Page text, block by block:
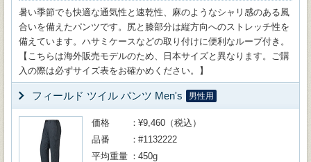
暑い季節でも快適な通気性と速乾性、麻のようなシャリ感のある風
合いを備えたパンツです。尻と膝部分は縦方向へのストレッチ性を
備えています。ハサミケースなどの取り付けに便利なループ付き。
【こちらは海外販売モデルのため、日本サイズと異なります。ご購
入の際は必ずサイズ表をお確かめください。】
フィールド ツイル パンツ Men's 男性用
価格
¥9,460（税込）
品番
#1132222
平均重量
450g